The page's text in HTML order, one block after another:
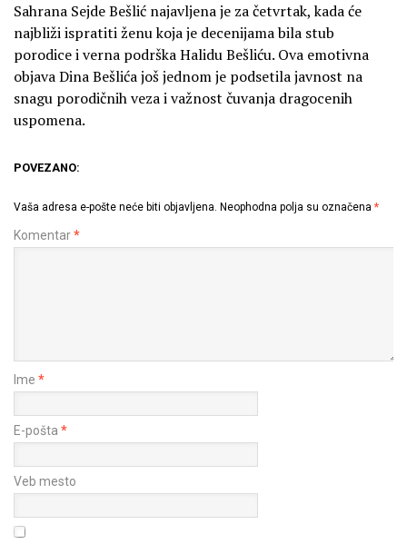
Sahrana Sejde Bešlić najavljena je za četvrtak, kada će
najbliži ispratiti ženu koja je decenijama bila stub
porodice i verna podrška Halidu Bešliću. Ova emotivna
objava Dina Bešlića još jednom je podsetila javnost na
snagu porodičnih veza i važnost čuvanja dragocenih
uspomena.
POVEZANO:
Vaša adresa e-pošte neće biti objavljena. Neophodna polja su označena *
Komentar*
Ime *
E-pošta *
Veb mesto